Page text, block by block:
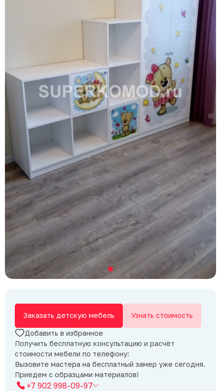
Заказать детскую мебель Узнать стоимость
Добавить в избранное
Получить бесплатную консультацию и расчёт
стоимости мебели по телефону:
Вызовите мастера на бесплатный замер уже сегодня.
Приедем с образцами материалов!
+7 902 998-09-97